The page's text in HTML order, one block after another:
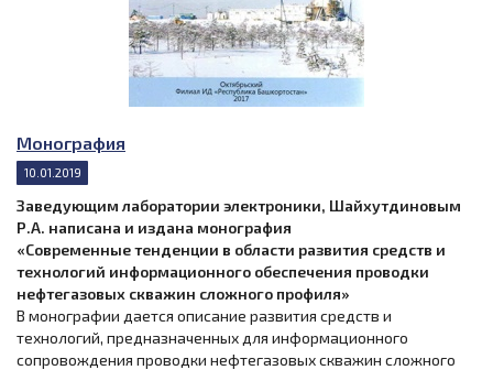
Монография
10.01.2019
Заведующим лаборатории электроники, Шайхутдиновым
Р.А. написана и издана монография
«Современные тенденции в области развития средств и
технологий информационного обеспечения проводки
нефтегазовых скважин сложного профиля»
В монографии дается описание развития средств и
технологий, предназначенных для информационного
сопровождения проводки нефтегазовых скважин сложного